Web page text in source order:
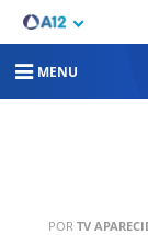
MENU
POR TV